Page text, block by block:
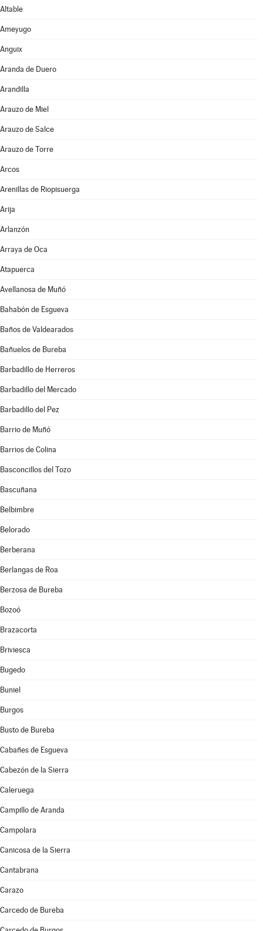
Altable
Ameyugo
Anguix
Aranda de Duero
Arandilla
Arauzo de Miel
Arauzo de Salce
Arauzo de Torre
Arcos
Arenillas de Riopisuerga
Arija
Arlanzón
Arraya de Oca
Atapuerca
Avellanosa de Muñó
Bahabón de Esgueva
Baños de Valdearados
Bañuelos de Bureba
Barbadillo de Herreros
Barbadillo del Mercado
Barbadillo del Pez
Barrio de Muñó
Barrios de Colina
Basconcillos del Tozo
Bascuñana
Belbimbre
Belorado
Berberana
Berlangas de Roa
Berzosa de Bureba
Bozoó
Brazacorta
Briviesca
Bugedo
Buniel
Burgos
Busto de Bureba
Cabañes de Esgueva
Cabezón de la Sierra
Caleruega
Campillo de Aranda
Campolara
Canicosa de la Sierra
Cantabrana
Carazo
Carcedo de Bureba